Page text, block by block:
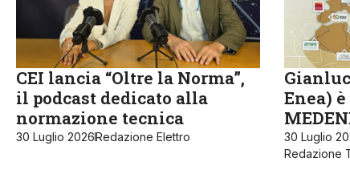
CEI lancia “Oltre la Norma”,
il podcast dedicato alla
normazione tecnica
30 Luglio 2026Redazione Elettro
Enea)
30 Luglio
Redazione